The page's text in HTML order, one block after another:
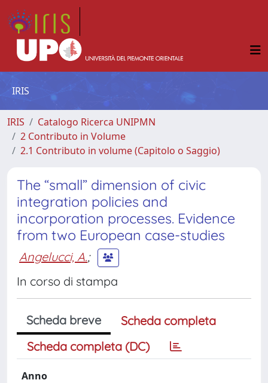
IRIS
IRIS
Catalogo Ricerca UNIPMN
2 Contributo in Volume
2.1 Contributo in volume (Capitolo o Saggio)
The “small” dimension of civic
integration policies and
incorporation processes. Evidence
from two European case-studies
Angelucci, A.;
In corso di stampa
Scheda breve
Scheda completa
Scheda completa (DC)
Anno